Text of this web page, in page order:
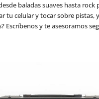
baladas suaves hasta rock
celular y tocar sobre pistas,
Escríbenos y te asesoramos